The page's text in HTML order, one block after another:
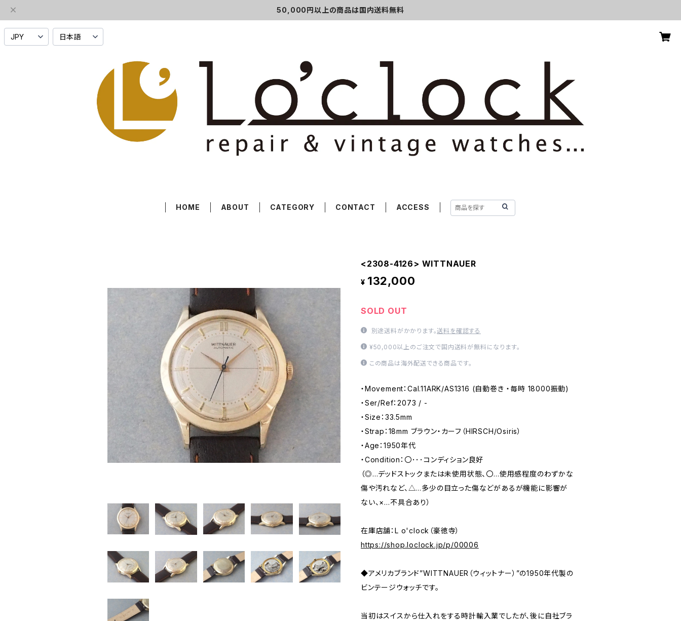
50,000円以上の商品は国内送料無料
HOME ABOUT CATEGORY CONTACT ACCESS
<2308-4126> WITTNAUER
¥ 132,000
SOLD OUT
別途送料がかかります。送料を確認する
¥50,000以上のご注文で国内送料が無料になります。
この商品は海外配送できる商品です。
・Movement：Cal.11ARK/AS1316 (自動巻き ・毎時 18000振動)
・Ser/Ref：2073 / -
・Size：33.5mm
・Strap：18mm ブラウン・カーフ（HIRSCH/Osiris）
・Age：1950年代
・Condition：〇･･･コンディション良好
（◎…デッドストックまたは未使用状態、〇…使用感程度のわずかな
傷や汚れなど、△…多少の目立った傷などがあるが機能に影響が
ない、×…不具合あり）
在庫店舗：L o'clock（豪徳寺）
https://shop.loclock.jp/p/00006
◆アメリカブランド”WITTNAUER（ウィットナー）”の1950年代製の
ビンテージウォッチです。
当初はスイスから仕入れをする時計輸入業でしたが、後に自社ブラ